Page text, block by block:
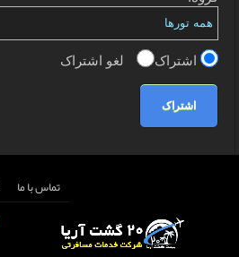
اشتراک لغو اشتراک
اشتراک
تماس با ما